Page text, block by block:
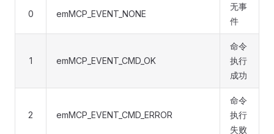
0 emMCP_EVENT_NONE
无事
件
1 emMCP_EVENT_CMD_OK
命令
执行
成功
2 emMCP_EVENT_CMD_ERROR
命令
执行
失败